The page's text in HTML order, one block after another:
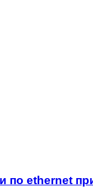
по ethernet